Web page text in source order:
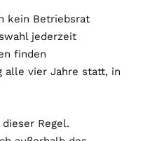
kein Betriebsrat
jederzeit
finden
alle vier Jahre statt, in
Regel.